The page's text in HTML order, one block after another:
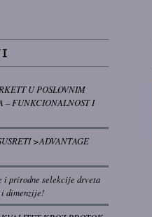
U POSLOVNIM
– FUNKCIONALNOST I
>ADVANTAGE
i prirodne selekcije drveta
dimenzije!